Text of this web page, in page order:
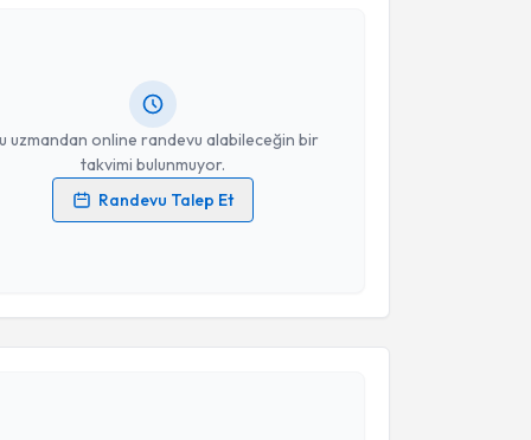
uzmandan online randevu alabileceğin bir
takvimi bulunmuyor.
Randevu Talep Et
Turkyılmaz
verilerimin işlenmesine ilişkinAydınlatma Metni
Takvim Talebini Gönder
Talebi
Ali Taş